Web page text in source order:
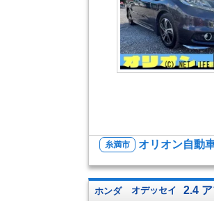
糸満市 オリオン自動
ホンダ オデッセイ 2.4